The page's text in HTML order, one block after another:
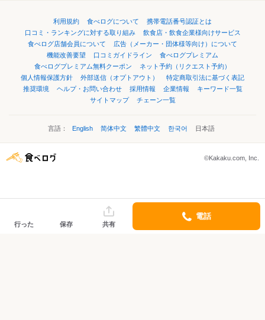
利用規約 食べログについて
携帯電話番号認証とは
口コミ・ランキングに対する取り組み
飲食店・飲食企業様向けサービス
食べログ店舗会員について
広告（メーカー・団体様等向け）について
機能改善要望
口コミガイドライン
食べログプレミアム
食べログプレミアム無料クーポン
ネット予約（リクエスト予約）
個人情報保護方針
外部送信（オプトアウト）
特定商取引法に基づく表記
推奨環境
ヘルプ・お問い合わせ 採用情報 企業情報
キーワード一覧
サイトマップ
チェーン一覧
言語： English 简体中文 繁體中文 한국어 日本語
©Kakaku.com, Inc.
行った 保存 共有
電話